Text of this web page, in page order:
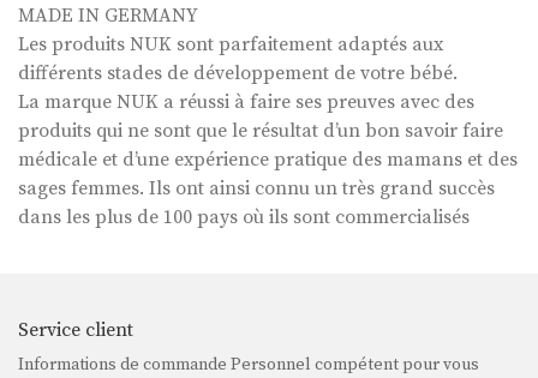
MADE IN GERMANY
Les produits NUK sont parfaitement adaptés aux
différents stades de développement de votre bébé.
La marque NUK a réussi à faire ses preuves avec des
produits qui ne sont que le résultat d’un bon savoir faire
médicale et d’une expérience pratique des mamans et des
sages femmes. Ils ont ainsi connu un très grand succès
dans les plus de 100 pays où ils sont commercialisés
Service client
Informations de commande Personnel compétent pour vous